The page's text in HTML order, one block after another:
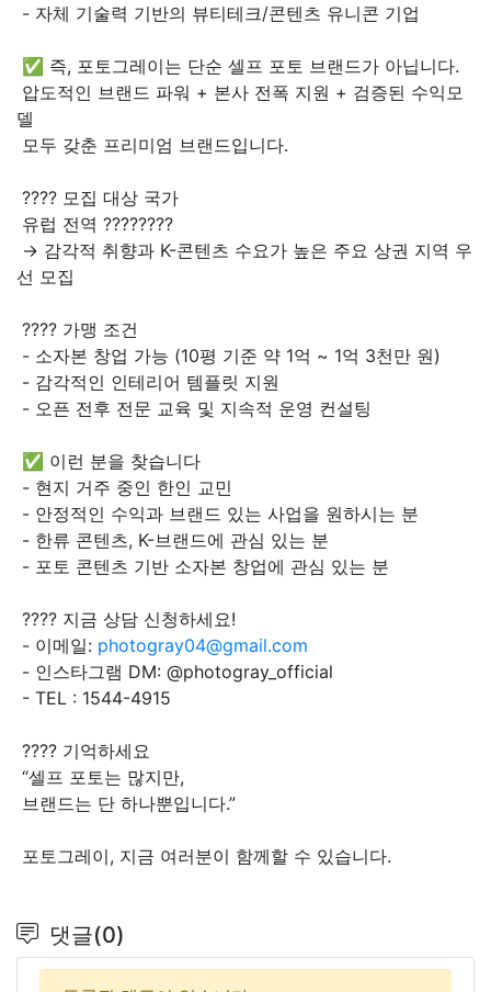
- 자체 기술력 기반의 뷰티테크/콘텐츠 유니콘 기업
✅ 즉, 포토그레이는 단순 셀프 포토 브랜드가 아닙니다.
압도적인 브랜드 파워 + 본사 전폭 지원 + 검증된 수익모
델
모두 갖춘 프리미엄 브랜드입니다.
???? 모집 대상 국가
유럽 전역 ????????
→ 감각적 취향과 K-콘텐츠 수요가 높은 주요 상권 지역 우
선 모집
???? 가맹 조건
- 소자본 창업 가능 (10평 기준 약 1억 ~ 1억 3천만 원)
- 감각적인 인테리어 템플릿 지원
- 오픈 전후 전문 교육 및 지속적 운영 컨설팅
✅ 이런 분을 찾습니다
- 현지 거주 중인 한인 교민
- 안정적인 수익과 브랜드 있는 사업을 원하시는 분
- 한류 콘텐츠, K-브랜드에 관심 있는 분
- 포토 콘텐츠 기반 소자본 창업에 관심 있는 분
???? 지금 상담 신청하세요!
- 이메일: photogray04@gmail.com
- 인스타그램 DM: @photogray_official
- TEL : 1544-4915
???? 기억하세요
“셀프 포토는 많지만,
브랜드는 단 하나뿐입니다.”
포토그레이, 지금 여러분이 함께할 수 있습니다.
댓글(0)